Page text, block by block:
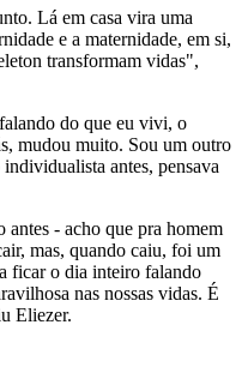
Lá em casa vira uma
e a maternidade, em si,
transformam vidas",
do que eu vivi, o
mudou muito. Sou um outro
antes, pensava
antes - acho que pra homem
mas, quando caiu, foi um
ficar o dia inteiro falando
nas nossas vidas. É
Eliezer.